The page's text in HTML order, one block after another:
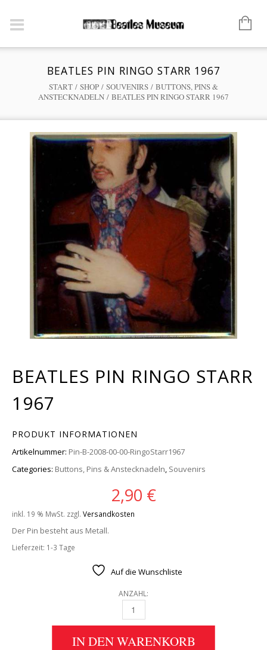
BEATLES PIN RINGO STARR 1967
START / SHOP / SOUVENIRS / BUTTONS, PINS &
ANSTECKNADELN / BEATLES PIN RINGO STARR 1967
BEATLES PIN RINGO STARR
1967
PRODUKT INFORMATIONEN
Artikelnummer: Pin-B-2008-00-00-RingoStarr1967
Categories: Buttons, Pins & Anstecknadeln, Souvenirs
2,90 €
inkl. 19 % MwSt. zzgl. Versandkosten
Der Pin besteht aus Metall.
Lieferzeit: 1-3 Tage
Auf die Wunschliste
ANZAHL:
BEATLES PIN RINGO STARR 1967 QUANTITY
IN DEN WARENKORB